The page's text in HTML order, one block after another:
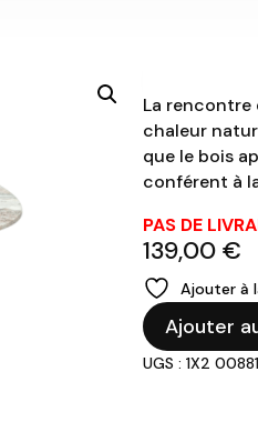
La
chaleur
que le bois
conférent à
PAS DE
139,00 €
Ajouter à
quantité
de
Bout
Ajouter
UGS : 1X2 00881